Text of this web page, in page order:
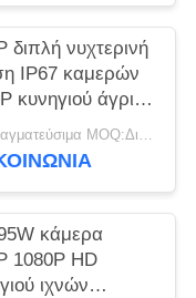
διπλή νυχτερινή
IP67 καμερών
κυνηγιού άγριας
φακών
Διαπραγματεύσιμα MOQ:Διαπραγματεύσιμος
κάμερα
1080P HD
ιχνών